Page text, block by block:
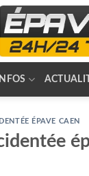
ÉPAVE CAEN